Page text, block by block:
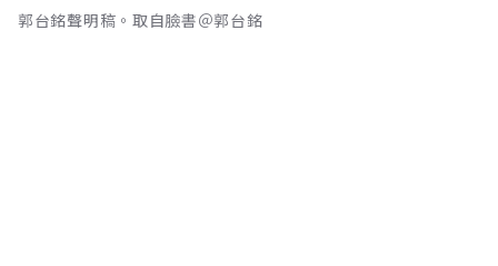
郭台銘聲明稿。取自臉書＠郭台銘